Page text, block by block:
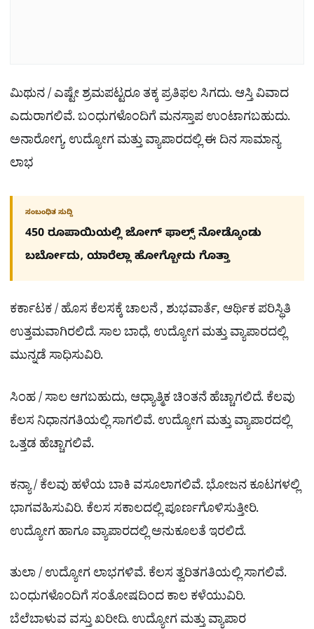
ಮಿಥುನ / ಎಷ್ಟೇ ಶ್ರಮಪಟ್ಟರೂ ತಕ್ಕ ಪ್ರತಿಫಲ ಸಿಗದು. ಆಸ್ತಿ ವಿವಾದ
ಎದುರಾಗಲಿವೆ. ಬಂಧುಗಳೊಂದಿಗೆ ಮನಸ್ತಾಪ ಉಂಟಾಗಬಹುದು.
ಅನಾರೋಗ್ಯ. ಉದ್ಯೋಗ ಮತ್ತು ವ್ಯಾಪಾರದಲ್ಲಿ ಈ ದಿನ ಸಾಮಾನ್ಯ
ಲಾಭ
ಸಂಬಂಧಿತ ಸುದ್ದಿ
450 ರೂಪಾಯಿಯಲ್ಲಿ ಜೋಗ್​ ಫಾಲ್ಸ್​ ನೋಡ್ಕೊಂಡು
ಬರ್ಬೋದು, ಯಾರೆಲ್ಲಾ ಹೋಗ್ಬೋದು ಗೊತ್ತಾ
ಕರ್ಕಾಟಕ / ಹೊಸ ಕೆಲಸಕ್ಕೆ ಚಾಲನೆ , ಶುಭವಾರ್ತೆ, ಆರ್ಥಿಕ ಪರಿಸ್ಥಿತಿ
ಉತ್ತಮವಾಗಿರಲಿದೆ. ಸಾಲ ಬಾಧೆ, ಉದ್ಯೋಗ ಮತ್ತು ವ್ಯಾಪಾರದಲ್ಲಿ
ಮುನ್ನಡೆ ಸಾಧಿಸುವಿರಿ.
ಸಿಂಹ / ಸಾಲ ಆಗಬಹುದು, ಆಧ್ಯಾತ್ಮಿಕ ಚಿಂತನೆ ಹೆಚ್ಚಾಗಲಿದೆ. ಕೆಲವು
ಕೆಲಸ ನಿಧಾನಗತಿಯಲ್ಲಿ ಸಾಗಲಿವೆ. ಉದ್ಯೋಗ ಮತ್ತು ವ್ಯಾಪಾರದಲ್ಲಿ
ಒತ್ತಡ ಹೆಚ್ಚಾಗಲಿವೆ.
ಕನ್ಯಾ / ಕೆಲವು ಹಳೆಯ ಬಾಕಿ ವಸೂಲಾಗಲಿವೆ. ಭೋಜನ ಕೂಟಗಳಲ್ಲಿ
ಭಾಗವಹಿಸುವಿರಿ. ಕೆಲಸ ಸಕಾಲದಲ್ಲಿ ಪೂರ್ಣಗೊಳಿಸುತ್ತೀರಿ.
ಉದ್ಯೋಗ ಹಾಗೂ ವ್ಯಾಪಾರದಲ್ಲಿ ಅನುಕೂಲತೆ ಇರಲಿದೆ.
ತುಲಾ / ಉದ್ಯೋಗ ಲಾಭಗಳಿವೆ. ಕೆಲಸ ತ್ವರಿತಗತಿಯಲ್ಲಿ ಸಾಗಲಿವೆ.
ಬಂಧುಗಳೊಂದಿಗೆ ಸಂತೋಷದಿಂದ ಕಾಲ ಕಳೆಯುವಿರಿ.
ಬೆಲೆಬಾಳುವ ವಸ್ತು ಖರೀದಿ. ಉದ್ಯೋಗ ಮತ್ತು ವ್ಯಾಪಾರ